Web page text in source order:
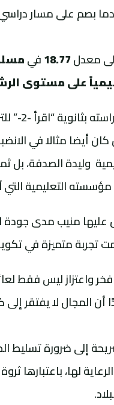
بصم على مسار دراسي
معدل18.77في
على مستوى
لم يكن
أيضا مثالا في
وليدة الصدفة، بل
التعليمية التي
تجربة متميزة في
واعتزاز ليس فقط
أن المجال لا يفتقر
إلى ضرورة تسليط
لها،